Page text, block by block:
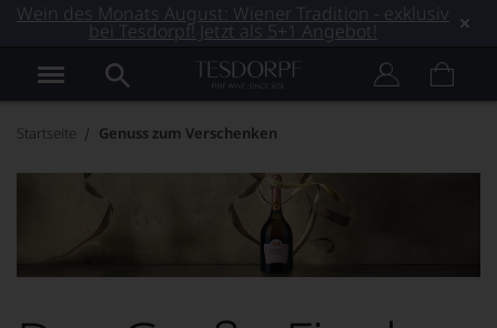
Wein des Monats August: Wiener Tradition - exklusiv
bei Tesdorpf! Jetzt als 5+1 Angebot!
Startseite Genuss zum Verschenken